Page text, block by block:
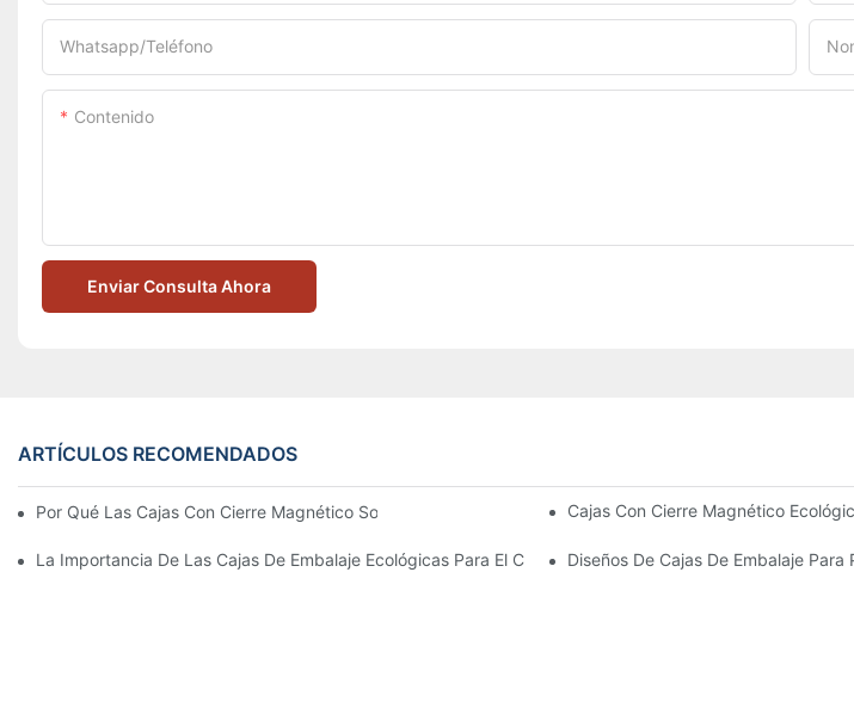
Whatsapp/Teléfono
Contenido
Enviar Consulta Ahora
ARTÍCULOS RECOMENDADOS
Por Qué Las Cajas Con Cierre Magnético Son La Mejor Opción Para Un Embalaje Premium
Cajas Con Cierre Magnético
La Importancia De Las Cajas De Embalaje Ecológicas Para El Cuidado De La PielDiseños De Cajas De Embalaje